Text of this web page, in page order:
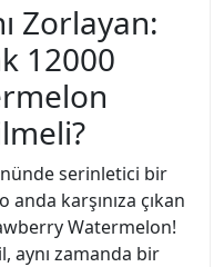
Zorlayan:
12000
serinletici bir
karşınıza çıkan
Watermelon!
aynı zamanda bir